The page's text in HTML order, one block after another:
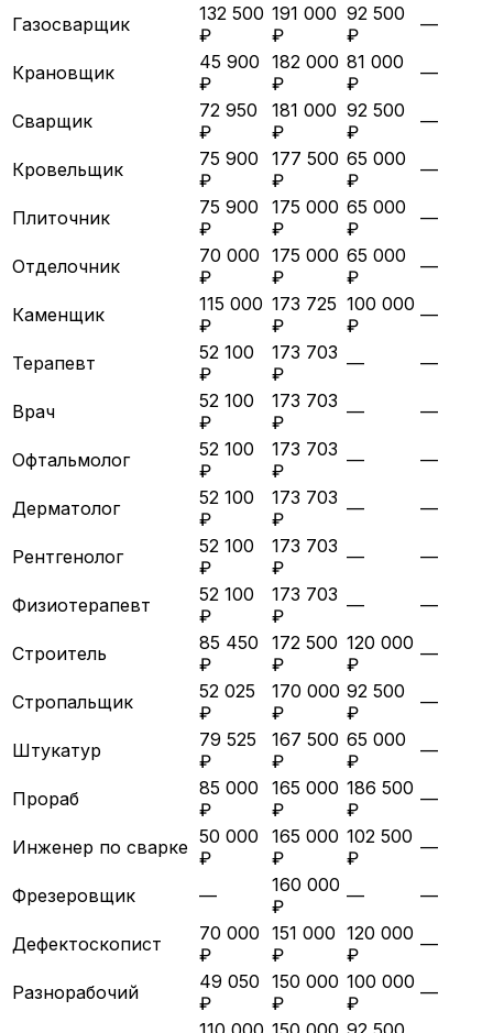
Газосварщик
132 500
₽
191 000
₽
92 500
₽
—
Крановщик
45 900
₽
182 000
₽
81 000
₽
—
Сварщик
72 950
₽
181 000
₽
92 500
₽
—
Кровельщик
75 900
₽
177 500
₽
65 000
₽
—
Плиточник
75 900
₽
175 000
₽
65 000
₽
—
Отделочник
70 000
₽
175 000
₽
65 000
₽
—
Каменщик
115 000
₽
173 725
₽
100 000
₽
—
Терапевт
52 100
₽
173 703
₽
— —
Врач
52 100
₽
173 703
₽
— —
Офтальмолог
52 100
₽
173 703
₽
— —
Дерматолог
52 100
₽
173 703
₽
— —
Рентгенолог
52 100
₽
173 703
₽
— —
Физиотерапевт
52 100
₽
173 703
₽
— —
Строитель
85 450
₽
172 500
₽
120 000
₽
—
Стропальщик
52 025
₽
170 000
₽
92 500
₽
—
Штукатур
79 525
₽
167 500
₽
65 000
₽
—
Прораб
85 000
₽
165 000
₽
186 500
₽
—
Инженер по сварке 50 000
₽
165 000
₽
102 500
₽
—
Фрезеровщик —
160 000
₽
— —
Дефектоскопист
70 000
₽
151 000
₽
120 000
₽
—
Разнорабочий
49 050
₽
150 000
₽
100 000
₽
—